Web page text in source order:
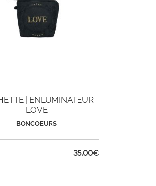
| ENLUMINATEUR
LOVE
BONCOEURS
35,00€